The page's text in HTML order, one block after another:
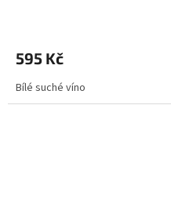
595 Kč
Bílé suché víno